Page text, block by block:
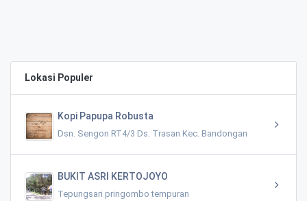
Lokasi Populer
Kopi Papupa Robusta
Dsn. Sengon RT4/3 Ds. Trasan Kec. Bandongan
BUKIT ASRI KERTOJOYO
Tepungsari pringombo tempuran